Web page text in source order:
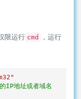
限运行 cmd
，运行
IP地址或者域名